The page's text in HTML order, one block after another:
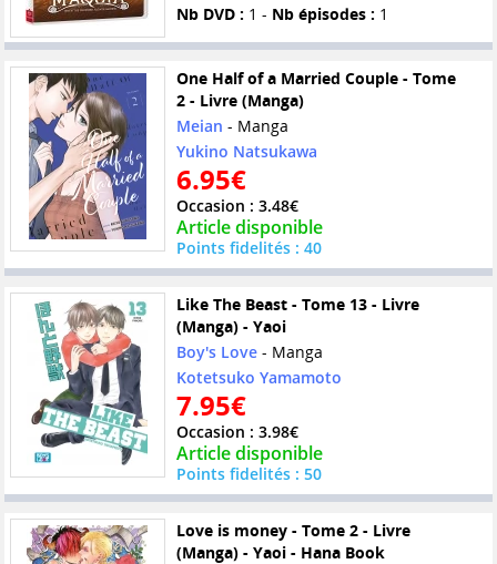
Nb DVD : 1 - Nb épisodes : 1
One Half of a Married Couple - Tome
2 - Livre (Manga)
Meian - Manga
Yukino Natsukawa
6.95€
Occasion : 3.48€
Article disponible
Points fidelités : 40
Like The Beast - Tome 13 - Livre
(Manga) - Yaoi
Boy's Love- Manga
Kotetsuko Yamamoto
7.95€
Occasion : 3.98€
Article disponible
Points fidelités : 50
Love is money - Tome 2 - Livre
(Manga) - Yaoi - Hana Book